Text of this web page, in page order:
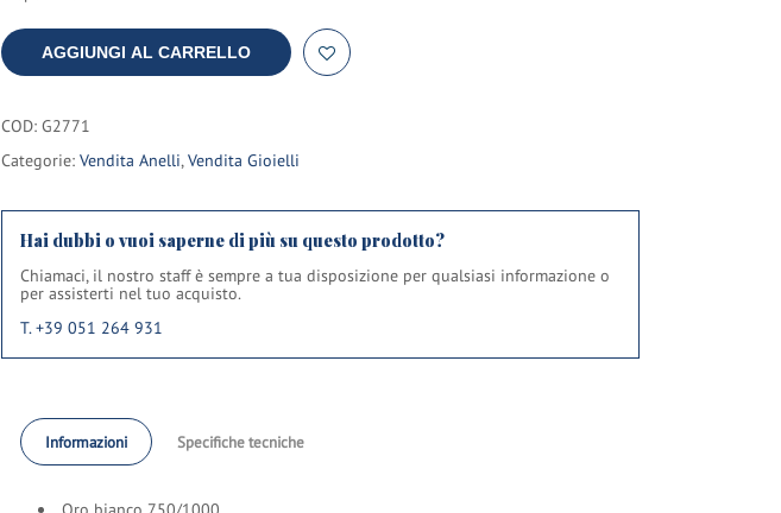
AGGIUNGI AL CARRELLO
COD: G2771
Categorie: Vendita Anelli,Vendita Gioielli
Hai dubbi o vuoi saperne di più su questo prodotto?
Chiamaci, il nostro staff è sempre a tua disposizione per qualsiasi informazione o
per assisterti nel tuo acquisto.
T. +39 051 264 931
Informazioni Specifiche tecniche